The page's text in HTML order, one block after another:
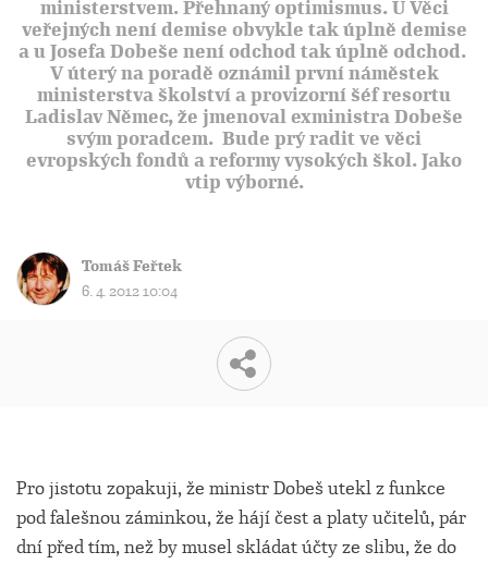
ministerstvem. Přehnaný optimismus. U Věci
veřejných není demise obvykle tak úplně demise
a u Josefa Dobeše není odchod tak úplně odchod.
V úterý na poradě oznámil první náměstek
ministerstva školství a provizorní šéf resortu
Ladislav Němec, že jmenoval exministra Dobeše
svým poradcem. Bude prý radit ve věci
evropských fondů a reformy vysokých škol. Jako
vtip výborné.
Tomáš Feřtek
6. 4. 2012 10:04
Pro jistotu zopakuji, že ministr Dobeš utekl z funkce
pod falešnou záminkou, že hájí čest a platy učitelů, pár
dní před tím, než by musel skládat účty ze slibu, že do